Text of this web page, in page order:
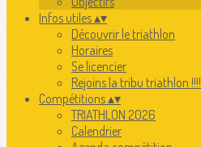
Infos utiles▴▾
Découvrir le triathlon
Horaires
Se licencier
Rejoins la tribu triathlon !!!!
Compétitions▴▾
TRIATHLON 2026
Calendrier